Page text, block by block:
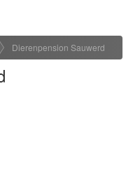
Dierenpension Sauwerd